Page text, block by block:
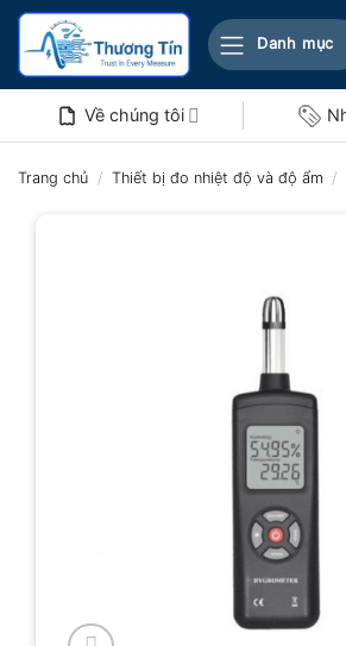
Bỏ
nội
Danh mục
Về chúng tôi
Trang chủ / Thiết bị đo nhiệt độ và độ ẩm /